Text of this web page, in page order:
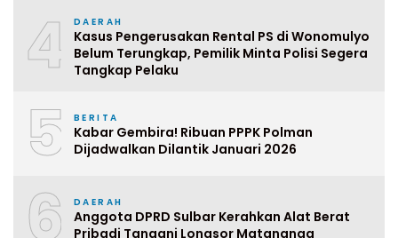
4 DAERAH
Kasus Pengerusakan Rental PS di Wonomulyo
Belum Terungkap, Pemilik Minta Polisi Segera
Tangkap Pelaku
5 BERITA
Kabar Gembira! Ribuan PPPK Polman
Dijadwalkan Dilantik Januari 2026
6 DAERAH
Anggota DPRD Sulbar Kerahkan Alat Berat
Pribadi Tangani Longsor Matangnga